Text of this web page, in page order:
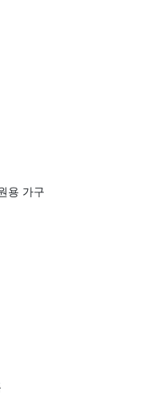
용 가구